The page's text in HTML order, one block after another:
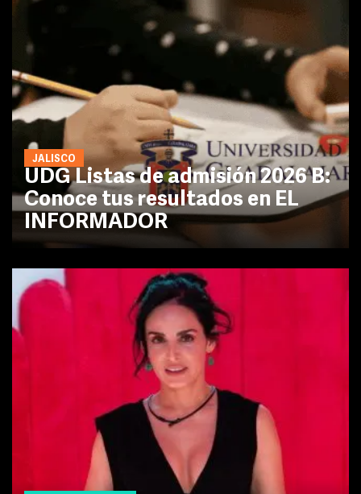
JALISCO
UDG Listas de admisión 2026 B:
Conoce tus resultados en EL
INFORMADOR